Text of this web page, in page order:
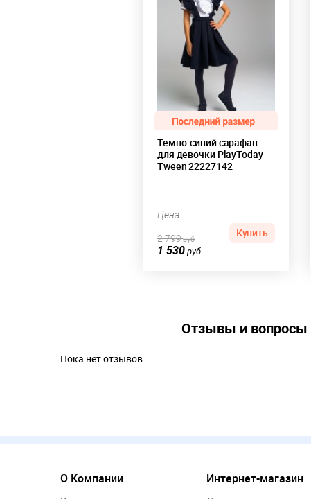
Темно-синий сарафан
для девочки PlayToday
Tween 22227142
Цена
1 530руб
2 799руб Купить
Отзывы и вопросы
Пока нет отзывов
О Компании Интернет-магазин